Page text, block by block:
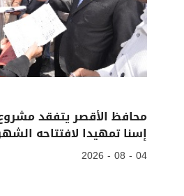
محافظ الأقصر يتفقد
إسنا تمهيدا لافتتاحه
04 - 08 - 2026